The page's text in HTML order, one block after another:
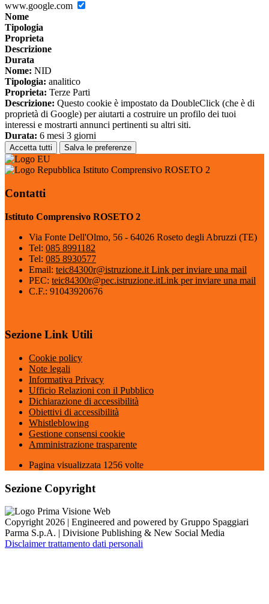
www.google.com
Nome
Tipologia
Proprieta
Descrizione
Durata
Nome: NID
Tipologia: analitico
Proprieta: Terze Parti
Descrizione: Questo cookie è impostato da DoubleClick (che è di
proprietà di Google) per aiutarti a costruire un profilo dei tuoi
interessi e mostrarti annunci pertinenti su altri siti.
Durata: 6 mesi 3 giorni
Accetta tutti Salva le preferenze
Istituto Comprensivo ROSETO 2
Contatti
Istituto Comprensivo ROSETO 2
Via Fonte Dell'Olmo, 56 - 64026 Roseto degli Abruzzi (TE)
Tel: 085 8991182
Tel: 085 8930577
Email: teic84300r@istruzione.it Link per inviare una mail
PEC: teic84300r@pec.istruzione.itLink per inviare una mail
C.F.: 91043920676
Sezione Link Utili
Cookie policy
Note legali
Informativa Privacy
Ufficio Relazioni con il Pubblico
Dichiarazione di accessibilità
Obiettivi di accessibilità
Whistleblowing
Gestione consensi cookie
Amministrazione trasparente
Pagina visualizzata 1256 volte
Sezione Copyright
Copyright 2026 | Engineered and powered by Gruppo Spaggiari
Parma S.p.A. | Divisione Publishing & New Social Media
Disclaimer trattamento dati personali